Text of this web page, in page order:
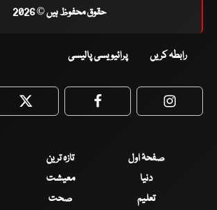
حقوق محفوظ ہیں © 2026
رابطہ کریں پرائیویسی پالیسی
Twitter Facebook
صفحۂ اول تازہ ترین
دنیا
معیشت
تعلیم
صحت